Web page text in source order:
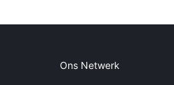
Ons Netwerk